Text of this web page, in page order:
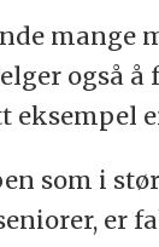
mange
også å
eksempel
som i
er